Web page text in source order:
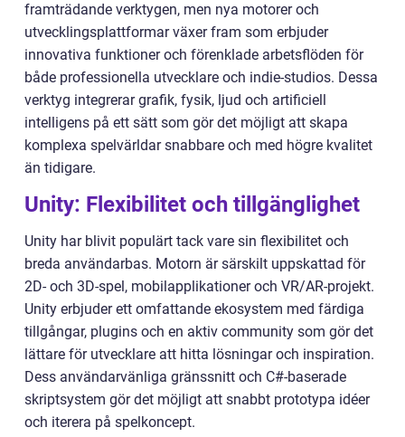
framträdande verktygen, men nya motorer och
utvecklingsplattformar växer fram som erbjuder
innovativa funktioner och förenklade arbetsflöden för
både professionella utvecklare och indie-studios. Dessa
verktyg integrerar grafik, fysik, ljud och artificiell
intelligens på ett sätt som gör det möjligt att skapa
komplexa spelvärldar snabbare och med högre kvalitet
än tidigare.
Unity: Flexibilitet och tillgänglighet
Unity har blivit populärt tack vare sin flexibilitet och
breda användarbas. Motorn är särskilt uppskattad för
2D- och 3D-spel, mobilapplikationer och VR/AR-projekt.
Unity erbjuder ett omfattande ekosystem med färdiga
tillgångar, plugins och en aktiv community som gör det
lättare för utvecklare att hitta lösningar och inspiration.
Dess användarvänliga gränssnitt och C#-baserade
skriptsystem gör det möjligt att snabbt prototypa idéer
och iterera på spelkoncept.